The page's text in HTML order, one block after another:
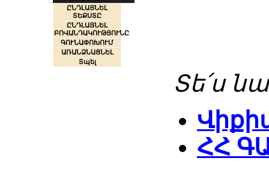
ԸՆԴԼԱՅՆԵԼ
ՏԵՔՍՏԸ
ԸՆԴԼԱՅՆԵԼ
ԲՈՎԱՆԴԱԿՈՒԹՅՈՒՆԸ
ԳՈՒՆԱՓՈԽՈՒՄ
ԱՌԱՆՁՆԱՑՆԵԼ
Տպել
Տե՛ս
ՀՀ